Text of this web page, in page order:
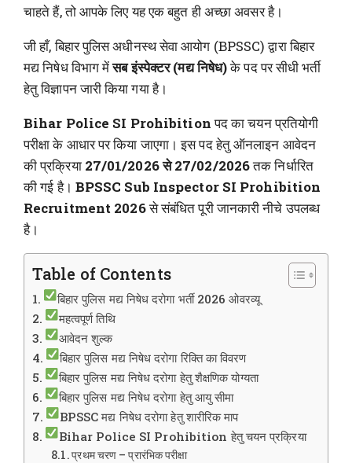
चाहते हैं, तो आपके लिए यह एक बहुत ही अच्छा अवसर है।
जी हाँ, बिहार पुलिस अधीनस्थ सेवा आयोग (BPSSC) द्वारा बिहार
मद्य निषेध विभाग मेंसब इंस्पेक्टर (मद्य निषेध)के पद पर सीधी भर्ती
हेतु विज्ञापन जारी किया गया है।
Bihar Police SI Prohibitionपद का चयन प्रतियोगी
परीक्षा के आधार पर किया जाएगा। इस पद हेतु ऑनलाइन आवेदन
की प्रक्रिया 27/01/2026 से 27/02/2026तक निर्धारित
की गई है। BPSSC Sub Inspector SI Prohibition
Recruitment 2026से संबंधित पूरी जानकारी नीचे उपलब्ध
है।
Table of Contents
बिहार पुलिस मद्य निषेध दरोगा भर्ती 2026 ओवरव्यू
महत्वपूर्ण तिथि
आवेदन शुल्क
बिहार पुलिस मद्य निषेध दरोगा रिक्ति का विवरण
बिहार पुलिस मद्य निषेध दरोगा हेतु शैक्षणिक योग्यता
बिहार पुलिस मद्य निषेध दरोगा हेतु आयु सीमा
BPSSC मद्य निषेध दरोगा हेतु शारीरिक माप
Bihar Police SI Prohibition हेतु चयन प्रक्रिया
प्रथम चरण – प्रारंभिक परीक्षा